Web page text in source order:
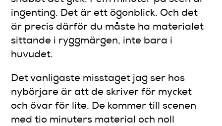
ingenting. Det är ett ögonblick. Och det
är precis därför du måste ha materialet
sittande i ryggmärgen, inte bara i
huvudet.
Det vanligaste misstaget jag ser hos
nybörjare är att de skriver för mycket
och övar för lite. De kommer till scenen
med tio minuters material och noll